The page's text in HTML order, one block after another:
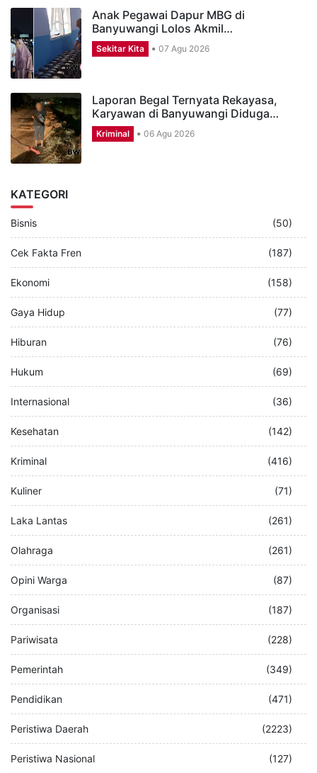
Anak Pegawai Dapur MBG di
Banyuwangi Lolos Akmil…
Sekitar Kita 07 Agu 2026
Laporan Begal Ternyata Rekayasa,
Karyawan di Banyuwangi Diduga…
Kriminal 06 Agu 2026
KATEGORI
Bisnis (50)
Cek Fakta Fren (187)
Ekonomi (158)
Gaya Hidup (77)
Hiburan (76)
Hukum (69)
Internasional (36)
Kesehatan (142)
Kriminal (416)
Kuliner (71)
Laka Lantas (261)
Olahraga (261)
Opini Warga (87)
Organisasi (187)
Pariwisata (228)
Pemerintah (349)
Pendidikan (471)
Peristiwa Daerah (2223)
Peristiwa Nasional (127)